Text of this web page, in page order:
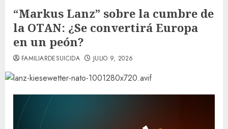
“Markus Lanz” sobre la cumbre de
la OTAN: ¿Se convertirá Europa
en un peón?
FAMILIARDESUICIDA JULIO 9, 2026